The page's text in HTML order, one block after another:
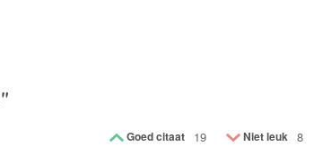
Goed citaat 19 Niet leuk 8